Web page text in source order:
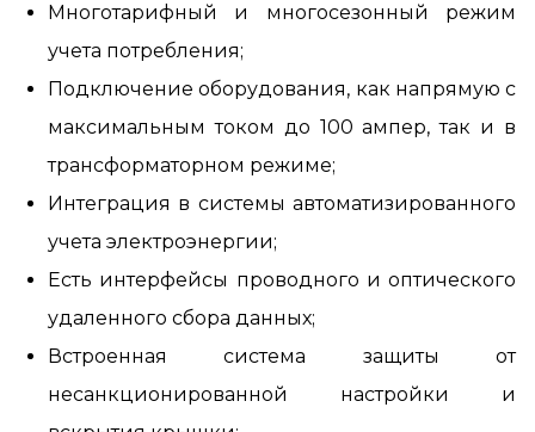
Многотарифный и многосезонный режим
учета потребления;
Подключение оборудования, как напрямую с
максимальным током до 100 ампер, так и в
трансформаторном режиме;
Интеграция в системы автоматизированного
учета электроэнергии;
Есть интерфейсы проводного и оптического
удаленного сбора данных;
Встроенная система защиты от
несанкционированной настройки и